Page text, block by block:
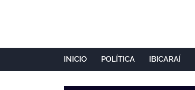
INICIO POLÍTICA IBICARAÍ